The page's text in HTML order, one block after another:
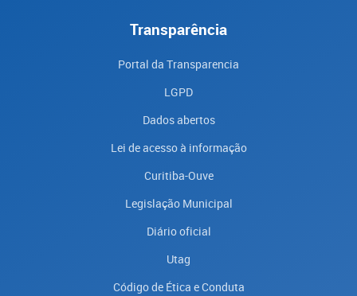
Transparência
Portal da Transparencia
LGPD
Dados abertos
Lei de acesso à informação
Curitiba-Ouve
Legislação Municipal
Diário oficial
Utag
Código de Ética e Conduta